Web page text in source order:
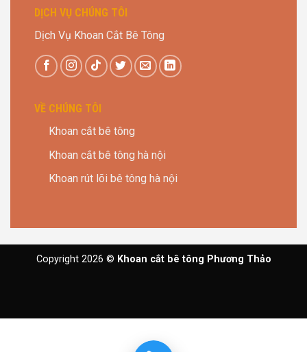
DỊCH VỤ CHÚNG TÔI
Dịch Vụ Khoan Cắt Bê Tông
VỀ CHÚNG TÔI
Khoan cắt bê tông
Khoan cắt bê tông hà nội
Khoan rút lõi bê tông hà nội
Copyright 2026 © Khoan cắt bê tông Phương Thảo